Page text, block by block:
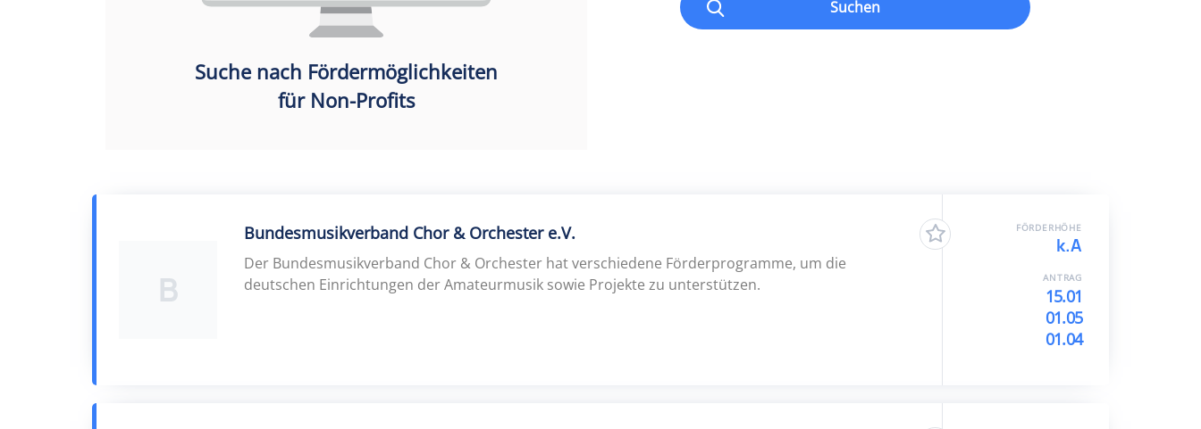
Suche nach Fördermöglichkeiten
für Non-Profits
Suchen
B
Bundesmusikverband Chor & Orchester e.V.
Der Bundesmusikverband Chor & Orchester hat verschiedene Förderprogramme, um die
deutschen Einrichtungen der Amateurmusik sowie Projekte zu unterstützen.
FÖRDERHÖHE
k.A
ANTRAG
15.01
01.05
01.04